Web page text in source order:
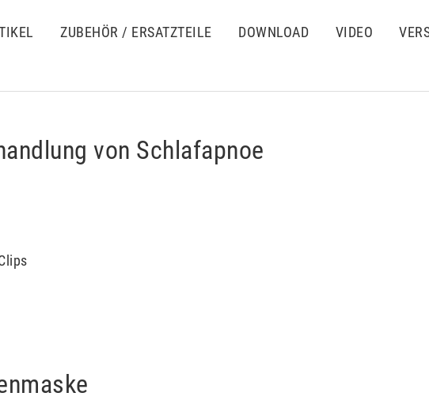
ZUBEHÖR / ERSATZTEILE DOWNLOAD VIDEO
von Schlafapnoe